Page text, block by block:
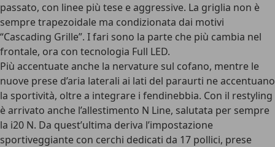
passato, con linee più tese e aggressive. La griglia non è
sempre trapezoidale ma condizionata dai motivi
“Cascading Grille”. I fari sono la parte che più cambia nel
frontale, ora con tecnologia Full LED.
Più accentuate anche la nervature sul cofano, mentre le
nuove prese d’aria laterali ai lati del paraurti ne accentuano
la sportività, oltre a integrare i fendinebbia. Con il restyling
è arrivato anche l’allestimento N Line, salutata per sempre
la i20 N. Da quest’ultima deriva l’impostazione
sportiveggiante con cerchi dedicati da 17 pollici, prese